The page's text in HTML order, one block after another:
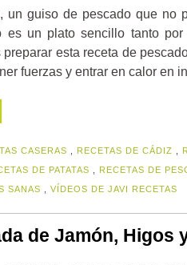
un guiso de pescado que no
es un plato sencillo tanto
preparar esta receta de
fuerzas y entrar en calor en
CASERAS RECETAS DE CÁDIZ
DE PATATAS RECETAS DE
SANAS VÍDEOS DE JAVI RECETAS
de Jamón, Higos